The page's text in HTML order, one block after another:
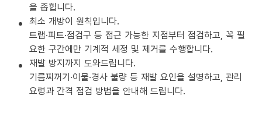
을 좁힙니다.
최소 개방이 원칙입니다.
트랩·피트·점검구 등 접근 가능한 지점부터 점검하고, 꼭 필
요한 구간에만 기계적 세정 및 제거를 수행합니다.
재발 방지까지 도와드립니다.
기름찌꺼기·이물·경사 불량 등 재발 요인을 설명하고, 관리
요령과 간격 점검 방법을 안내해 드립니다.